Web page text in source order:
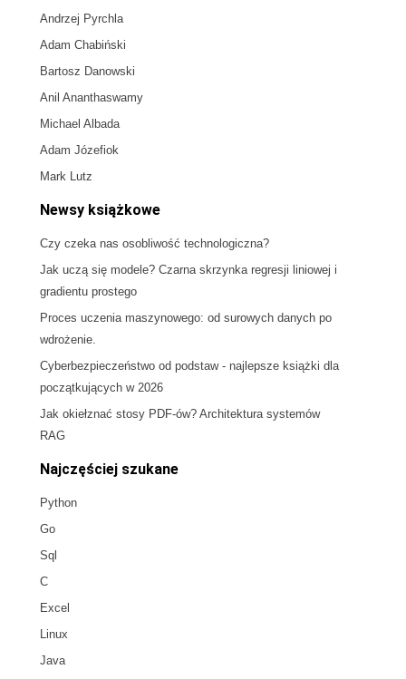
Andrzej Pyrchla
Adam Chabiński
Bartosz Danowski
Anil Ananthaswamy
Michael Albada
Adam Józefiok
Mark Lutz
Newsy książkowe
Czy czeka nas osobliwość technologiczna?
Jak uczą się modele? Czarna skrzynka regresji liniowej i
gradientu prostego
Proces uczenia maszynowego: od surowych danych po
wdrożenie.
Cyberbezpieczeństwo od podstaw - najlepsze książki dla
początkujących w 2026
Jak okiełznać stosy PDF-ów? Architektura systemów
RAG
Najczęściej szukane
Python
Go
Sql
C
Excel
Linux
Java